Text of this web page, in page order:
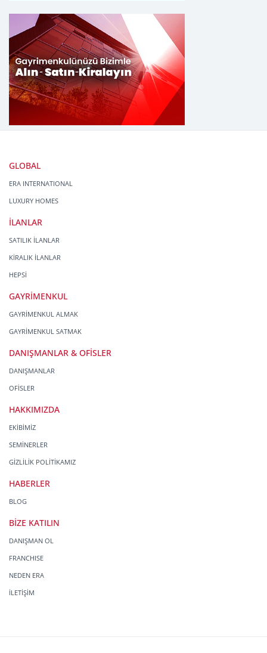
GLOBAL
ERA INTERNATIONAL
LUXURY HOMES
İLANLAR
SATILIK İLANLAR
KİRALIK İLANLAR
HEPSİ
GAYRİMENKUL
GAYRİMENKUL ALMAK
GAYRİMENKUL SATMAK
DANIŞMANLAR & OFİSLER
DANIŞMANLAR
OFİSLER
HAKKIMIZDA
EKİBİMİZ
SEMİNERLER
GİZLİLİK POLİTİKAMIZ
HABERLER
BLOG
BİZE KATILIN
DANIŞMAN OL
FRANCHISE
NEDEN ERA
İLETİŞİM